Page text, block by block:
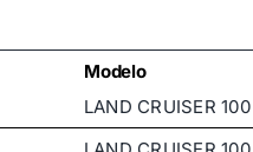
Modelo
LAND CRUISER 100